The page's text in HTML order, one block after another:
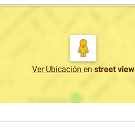
Ver Ubicación en street view